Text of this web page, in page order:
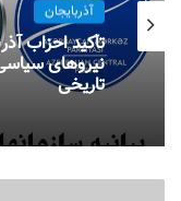
آذربایجان
تأکید احزاب
نیروهای
تاریخی